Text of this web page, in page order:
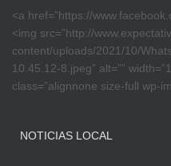
<a href=”https://
<img src=”http://
content/uploads/2021/10/
10.45.12-8.jpeg” alt=””
class=”alignnone size-full wp-
NOTICIAS LOCAL